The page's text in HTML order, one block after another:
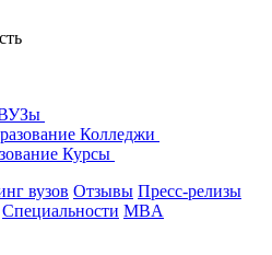
Колледжи
Курсы
вузов Отзывы Пресс-релизы
Специальности MBA